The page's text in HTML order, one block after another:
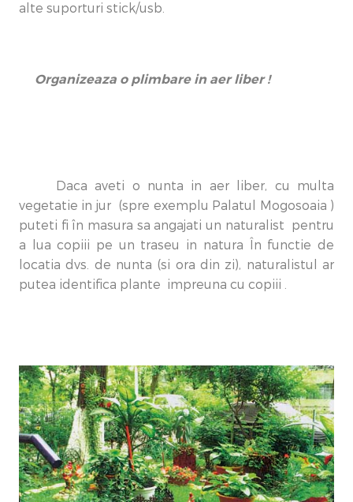
alte suporturi stick/usb.
Organizeaza o plimbare in aer liber !
Daca aveti o nunta in aer liber, cu multa
vegetatie in jur (spre exemplu Palatul Mogosoaia )
puteti fi în masura sa angajati un naturalist pentru
a lua copiii pe un traseu in natura În functie de
locatia dvs. de nunta (si ora din zi), naturalistul ar
putea identifica plante impreuna cu copiii .